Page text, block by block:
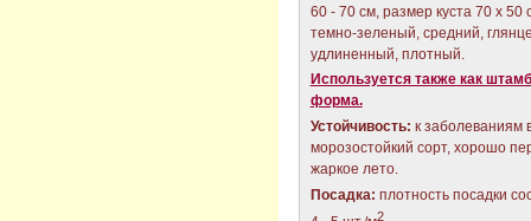
60 - 70 см, размер куста 70 х 50
темно-зеленый, средний,
удлиненный, плотный.
Используется также как
форма.
Устойчивость: к заболеваниям
морозостойкий сорт, хорошо
жаркое лето.
Посадка: плотность посадки
2